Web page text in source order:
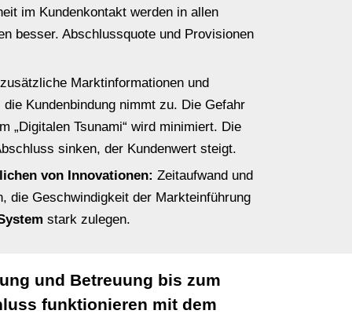
im Kundenkon­takt werden in allen
besser. Abschlussquote und Provisionen
Marktinformationen und
Kundenbindung nimmt zu. Die Gefahr
„Digitalen Tsunami“ wird minimiert. Die
sinken, der Kundenwert steigt.
von Innovationen: Zeitaufwand und
die Geschwindigkeit der Markteinführung
stark zulegen.
und Betreuung bis zum
funktionieren mit dem